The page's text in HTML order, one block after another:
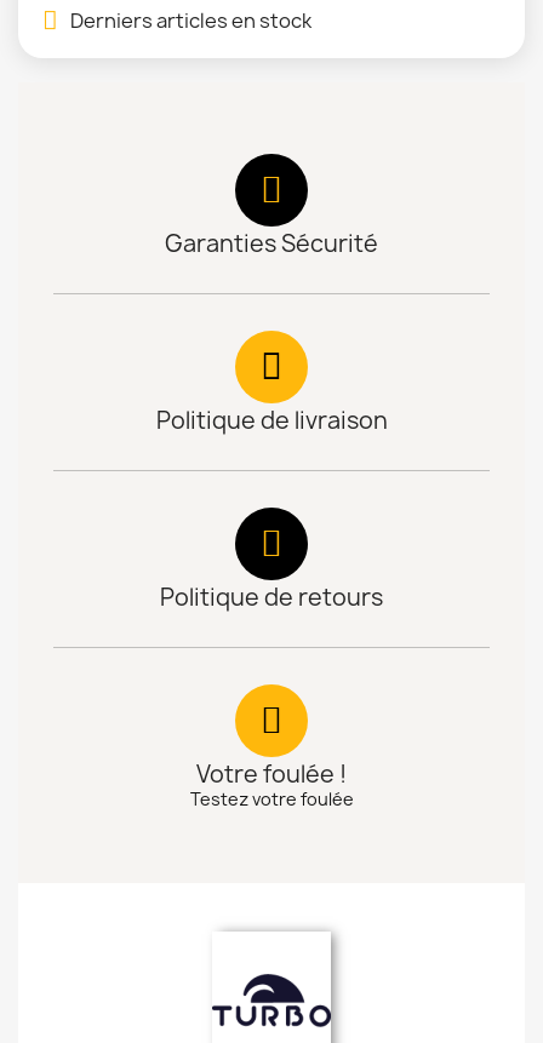
Derniers articles en stock
Garanties Sécurité
Politique de livraison
Politique de retours
Votre foulée !
Testez votre foulée